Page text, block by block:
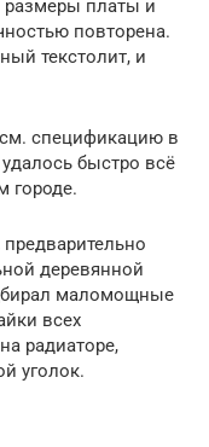
размеры платы и
повторена.
текстолит, и
спецификацию в
быстро всё
городе.
деревянной
маломощные
всех
радиаторе,
уголок.